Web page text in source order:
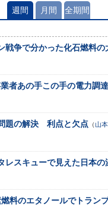
週間 月間 全期間
戦争で分かった化石燃料の
者あの手この手の電力調
題の解決 利点と欠点 （山
レスキューで見えた日本の
料のエタノールでトラン